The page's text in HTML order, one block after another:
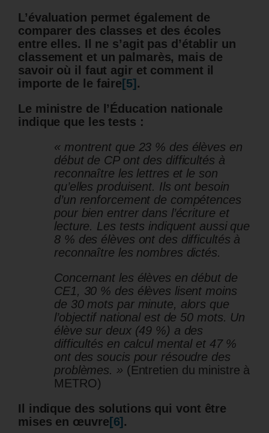
L’évaluation permet également de
comparer des classes et des écoles
entre elles. Il ne s’agit pas d’établir un
classement et un palmarès, mais de
savoir où il faut agir et comment il
importe de le faire [5] .
Le ministre de l’Éducation nationale
indique que les tests :
« montrent que 23 % des élèves en
début de CP ont des difficultés à
reconnaître les lettres et le son
qu’elles produisent. Ils ont besoin
d’un renforcement de compétences
pour bien entrer dans l’écriture et
lecture. Les tests indiquent aussi que
8 % des élèves ont des difficultés à
reconnaître les nombres dictés.
Concernant les élèves en début de
CE1, 30 % des élèves lisent moins
de 30 mots par minute, alors que
l’objectif national est de 50 mots. Un
élève sur deux (49 %) a des
difficultés en calcul mental et 47 %
ont des soucis pour résoudre des
problèmes. » (Entretien du ministre à
METRO)
Il indique des solutions qui vont être
mises en œuvre [6] .